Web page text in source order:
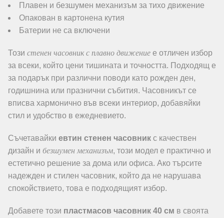
Плавен и безшумен механизъм за тихо движение
Опакован в картонена кутия
Батерии не са включени
Този стенен часовник с плавно движение е отличен избор
за всеки, който цени тишината и точността. Подходящ е
за подарък при различни поводи като рожден ден,
годишнина или празнични събития. Часовникът се
вписва хармонично във всеки интериор, добавяйки
стил и удобство в ежедневието.
Съчетавайки евтин стенен часовник с качествен
дизайн и безшумен механизъм, този модел е практично и
естетично решение за дома или офиса. Ако търсите
надежден и стилен часовник, който да не нарушава
спокойствието, това е подходящият избор.
Добавете този пластмасов часовник 40 см в своята